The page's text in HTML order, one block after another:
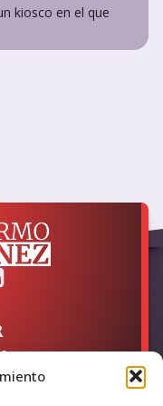
kiosco en el que